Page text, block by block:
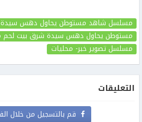
مسلسل شاهد مستوطن يحاول دهس
مستوطن يحاول دهس سيدة شرق بيت لحم
مسلسل تصوير خبر- محليات
التعليقات
قم بالتسجيل من خلال